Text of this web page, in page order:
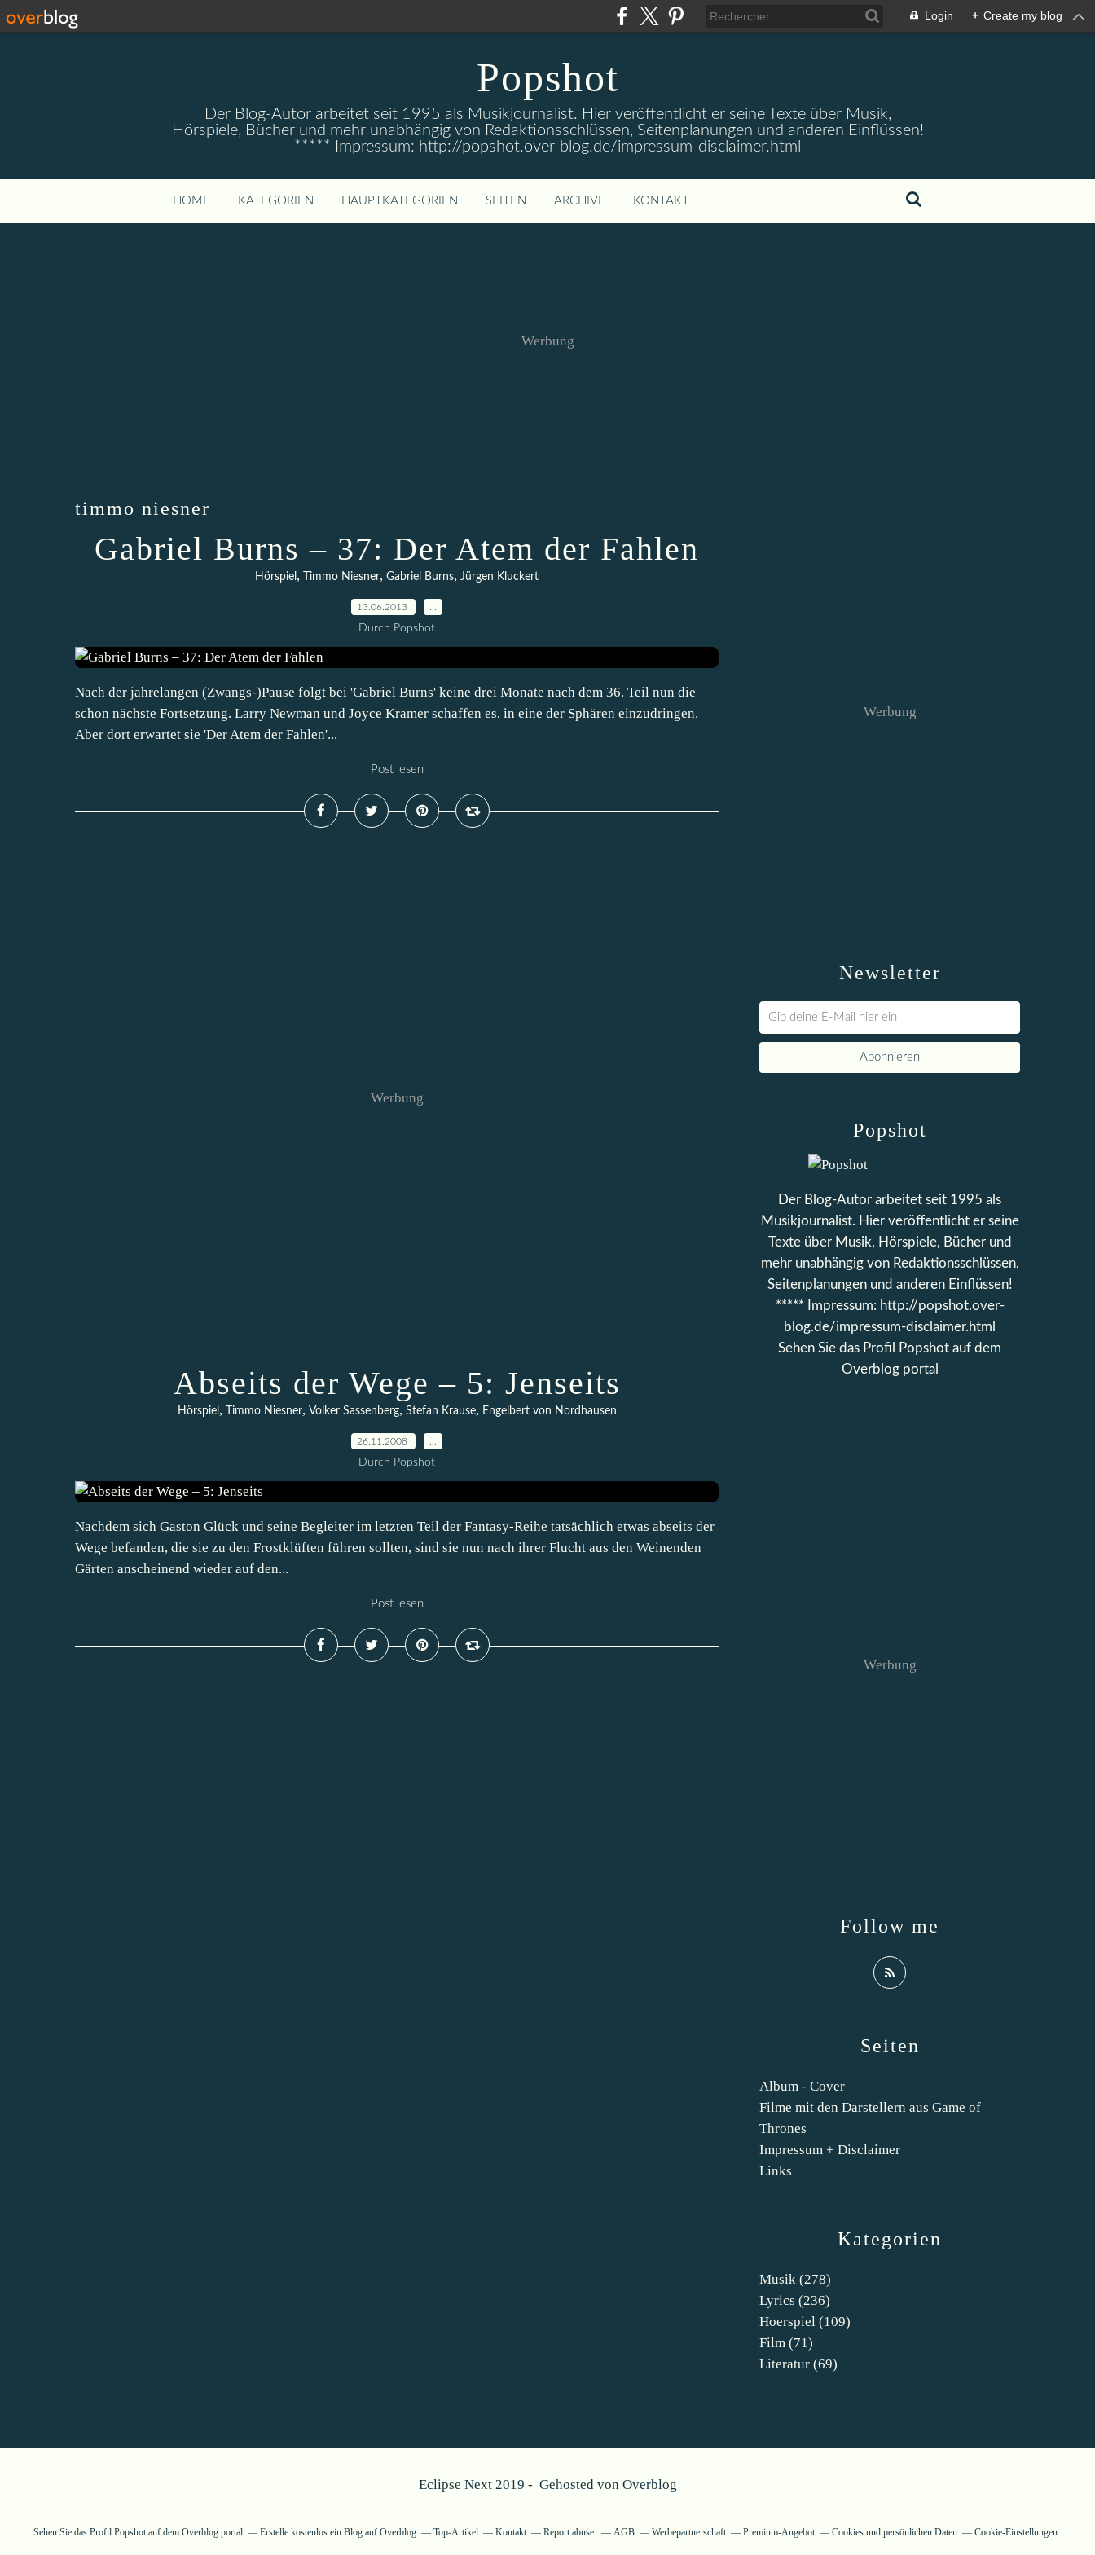
Login + Create my blog
Popshot
Der Blog-Autor arbeitet seit 1995 als Musikjournalist. Hier veröffentlicht er seine Texte über Musik,
Hörspiele, Bücher und mehr unabhängig von Redaktionsschlüssen, Seitenplanungen und anderen Einflüssen!
***** Impressum: http://popshot.over-blog.de/impressum-disclaimer.html
HOME KATEGORIEN HAUPTKATEGORIEN SEITEN ARCHIVE KONTAKT
Werbung
timmo niesner
Gabriel Burns – 37: Der Atem der Fahlen
Hörspiel , Timmo Niesner, Gabriel Burns, Jürgen Kluckert
13.06.2013
Durch Popshot
Nach der jahrelangen (Zwangs-)Pause folgt bei 'Gabriel Burns' keine drei Monate nach dem 36. Teil nun die
schon nächste Fortsetzung. Larry Newman und Joyce Kramer schaffen es, in eine der Sphären einzudringen.
Aber dort erwartet sie 'Der Atem der Fahlen'...
Post lesen
Werbung
Abseits der Wege – 5: Jenseits
Hörspiel, Timmo Niesner, Volker Sassenberg, Stefan Krause, Engelbert von Nordhausen
26.11.2008
Durch Popshot
Nachdem sich Gaston Glück und seine Begleiter im letzten Teil der Fantasy-Reihe tatsächlich etwas abseits der
Wege befanden, die sie zu den Frostklüften führen sollten, sind sie nun nach ihrer Flucht aus den Weinenden
Gärten anscheinend wieder auf den...
Post lesen
Newsletter
Werbung
Kategorien
Musik (278)
Lyrics (236)
Hoerspiel (109)
Film (71)
Literatur (69)
Seiten
Album - Cover
Filme mit den Darstellern aus Game of
Thrones
Impressum + Disclaimer
Links
Popshot
Der Blog-Autor arbeitet seit 1995 als
Musikjournalist. Hier veröffentlicht er seine
Texte über Musik, Hörspiele, Bücher und
mehr unabhängig von Redaktionsschlüssen,
Seitenplanungen und anderen Einflüssen!
***** Impressum: http://popshot.over-
blog.de/impressum-disclaimer.html
Sehen Sie das Profil
Popshot auf dem
Overblog portal
Follow me
Werbung
Eclipse Next 2019 - Gehosted von Overblog
Sehen Sie das Profil Popshotauf dem Overblog portal Erstelle kostenlos ein Blog auf Overblog Top-Artikel Kontakt Report abuse AGB Werbepartnerschaft Premium-Angebot Cookies und persönlichen Daten Cookie-Einstellungen